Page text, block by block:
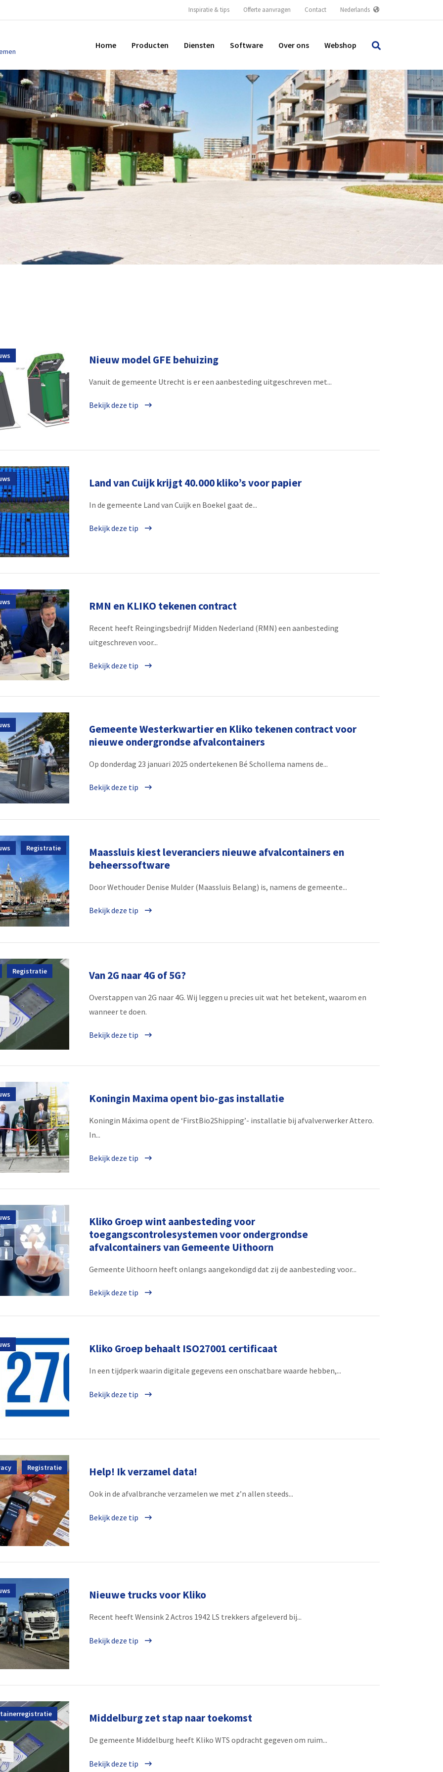
Inspiratie & tips Offerte aanvragen Contact Nederlands
Home Producten Diensten Software Over ons Webshop
Nieuw model GFE behuizing
Vanuit de gemeente Utrecht is er een aanbesteding uitgeschreven met...
Bekijk deze tip
Land van Cuijk krijgt 40.000 kliko’s voor papier
In de gemeente Land van Cuijk en Boekel gaat de...
Bekijk deze tip
RMN en KLIKO tekenen contract
Recent heeft Reingingsbedrijf Midden Nederland (RMN) een aanbesteding
uitgeschreven voor...
Bekijk deze tip
Gemeente Westerkwartier en Kliko tekenen contract voor
nieuwe ondergrondse afvalcontainers
Op donderdag 23 januari 2025 ondertekenen Bé Schollema namens de...
Bekijk deze tip
Maassluis kiest leveranciers nieuwe afvalcontainers en
beheerssoftware
Registratie
Door Wethouder Denise Mulder (Maassluis Belang) is, namens de gemeente...
Bekijk deze tip
Van 2G naar 4G of 5G?
Registratie
Overstappen van 2G naar 4G. Wij leggen u precies uit wat het betekent, waarom en
wanneer te doen.
Bekijk deze tip
Koningin Maxima opent bio-gas installatie
Koningin Máxima opent de ‘FirstBio2Shipping’- installatie bij afvalverwerker Attero.
In...
Bekijk deze tip
Kliko Groep wint aanbesteding voor
toegangscontrolesystemen voor ondergrondse
afvalcontainers van Gemeente Uithoorn
Gemeente Uithoorn heeft onlangs aangekondigd dat zij de aanbesteding voor...
Bekijk deze tip
Kliko Groep behaalt ISO27001 certificaat
In een tijdperk waarin digitale gegevens een onschatbare waarde hebben,...
Bekijk deze tip
Help! Ik verzamel data!
Registratie
Ook in de afvalbranche verzamelen we met z’n allen steeds...
Bekijk deze tip
Nieuwe trucks voor Kliko
Recent heeft Wensink 2 Actros 1942 LS trekkers afgeleverd bij...
Bekijk deze tip
Middelburg zet stap naar toekomst
De gemeente Middelburg heeft Kliko WTS opdracht gegeven om ruim...
Bekijk deze tip